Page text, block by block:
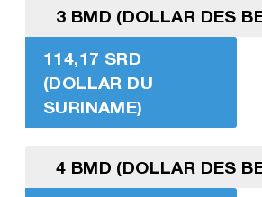
3 BMD (DOLLAR DES
114,17 SRD
(DOLLAR DU
SURINAME)
4 BMD (DOLLAR DES